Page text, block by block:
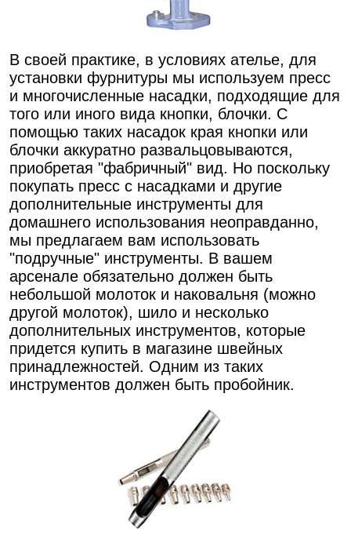
В своей практике, в условиях ателье, для
установки фурнитуры мы используем пресс
и многочисленные насадки, подходящие для
того или иного вида кнопки, блочки. С
помощью таких насадок края кнопки или
блочки аккуратно развальцовываются,
приобретая "фабричный" вид. Но поскольку
покупать пресс с насадками и другие
дополнительные инструменты для
домашнего использования неоправданно,
мы предлагаем вам использовать
"подручные" инструменты. В вашем
арсенале обязательно должен быть
небольшой молоток и наковальня (можно
другой молоток), шило и несколько
дополнительных инструментов, которые
придется купить в магазине швейных
принадлежностей. Одним из таких
инструментов должен быть пробойник.